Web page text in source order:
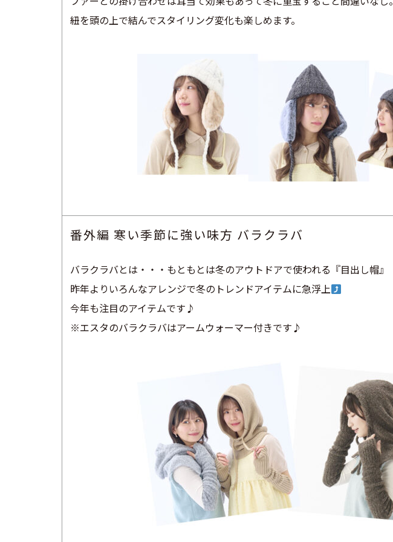
紐を頭の上で結んでスタイリング変化も楽しめます。
番外編 寒い季節に強い味方 バラクラバ
バラクラバとは・・・もともとは冬のアウトドアで使われる『目出し帽』
昨年よりいろんなアレンジで冬のトレンドアイテムに急浮上
今年も注目のアイテムです♪
※エスタのバラクラバはアームウォーマー付きです♪